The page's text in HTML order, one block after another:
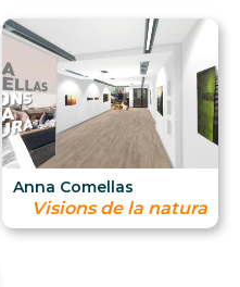
Anna Comellas
Visions de la natura